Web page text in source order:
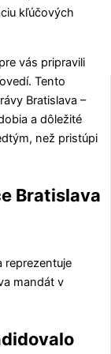
kľúčových
vás pripravili
Tento
Bratislava –
a dôležité
než pristúpi
Bratislava
reprezentuje
mandát v